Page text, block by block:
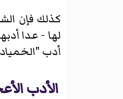
كذلك فإن
لها - عدا
أدب
الأدب